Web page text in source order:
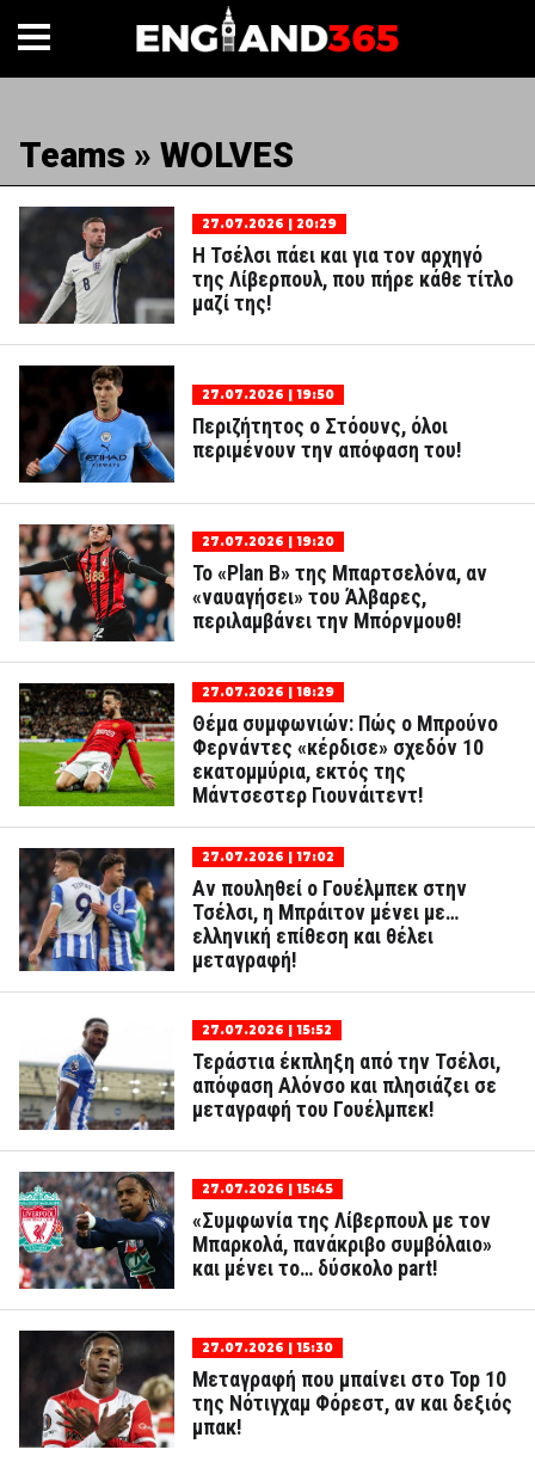
Teams » WOLVES
27.07.2026 | 20:29
Η Τσέλσι πάει και για τον αρχηγό
της Λίβερπουλ, που πήρε κάθε τίτλο
μαζί της!
27.07.2026 | 19:50
Περιζήτητος ο Στόουνς, όλοι
περιμένουν την απόφαση του!
27.07.2026 | 19:20
Το «Plan B» της Μπαρτσελόνα, αν
«ναυαγήσει» του Άλβαρες,
περιλαμβάνει την Μπόρνμουθ!
27.07.2026 | 18:29
Θέμα συμφωνιών: Πώς ο Μπρούνο
Φερνάντες «κέρδισε» σχεδόν 10
εκατομμύρια, εκτός της
Μάντσεστερ Γιουνάιτεντ!
27.07.2026 | 17:02
Αν πουληθεί ο Γουέλμπεκ στην
Τσέλσι, η Μπράιτον μένει με…
ελληνική επίθεση και θέλει
μεταγραφή!
27.07.2026 | 15:52
Τεράστια έκπληξη από την Τσέλσι,
απόφαση Αλόνσο και πλησιάζει σε
μεταγραφή του Γουέλμπεκ!
27.07.2026 | 15:45
«Συμφωνία της Λίβερπουλ με τον
Μπαρκολά, πανάκριβο συμβόλαιο»
και μένει το… δύσκολο part!
27.07.2026 | 15:30
Μεταγραφή που μπαίνει στο Top 10
της Νότιγχαμ Φόρεστ, αν και δεξιός
μπακ!